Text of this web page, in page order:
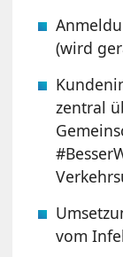
(wird
zentral
vom